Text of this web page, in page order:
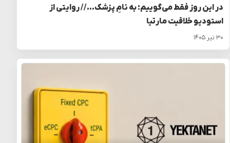
در این روز فقط می‌گوییم: به نامِ پزشک… // روایتی از
استودیو خلاقیت مارتیا
۳۰ تیر ۱۴۰۵